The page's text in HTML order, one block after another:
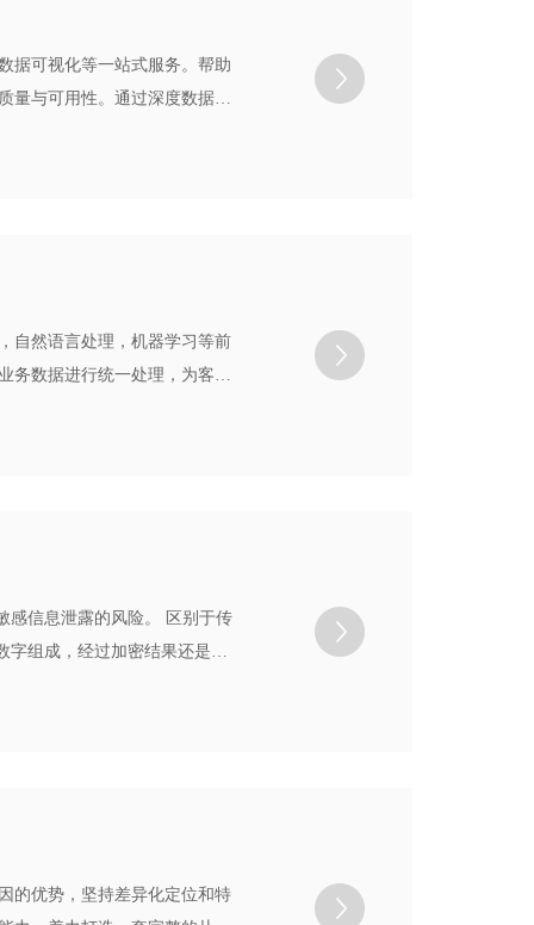
据可视化等一站式服务。帮助
量与可用性。通过深度数据分
自然语言处理，机器学习等前
务数据进行统一处理，为客户
感信息泄露的风险。 区别于传
字组成，经过加密结果还是11
的优势，坚持差异化定位和特